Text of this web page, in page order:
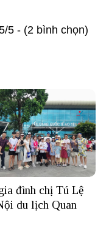
5 - (2 bình chọn)
đình chị Tú Lệ
du lịch Quan